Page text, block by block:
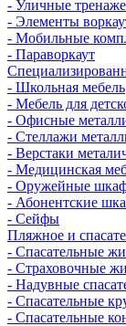
- Уличные
- Элементы
- Мобильные
- Параворкаут
- Школьная мебель
- Мебель для
- Офисные
- Стеллажи
- Верстаки
- Медицинская
- Оружейные
- Абонентские
- Сейфы
Пляжное и
- Спасательные
- Страховочные
- Надувные
- Спасательные
- Спасательные